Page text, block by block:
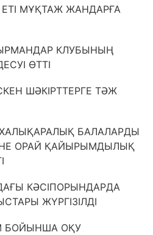
МҰҚТАЖ ЖАНДАРҒА
КЛУБЫНЫҢ
ӨТТІ
ШӘКІРТТЕРГЕ ТӘЖ
БАЛАЛАРДЫ
ОРАЙ ҚАЙЫРЫМДЫЛЫҚ
КӘСІПОРЫНДАРДА
ЖҮРГІЗІЛДІ
БОЙЫНША ОҚУ